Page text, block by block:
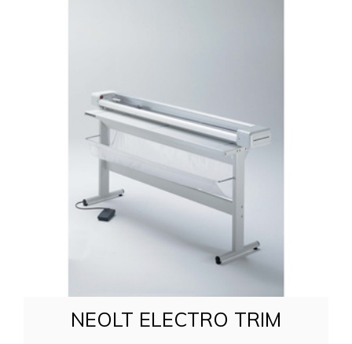
NEOLT ELECTRO TRIM